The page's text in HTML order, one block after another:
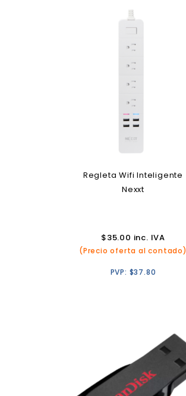
Regleta Wifi Inteligente
Nexxt
$35.00 inc. IVA
(Precio oferta al contado)
PVP: $37.80